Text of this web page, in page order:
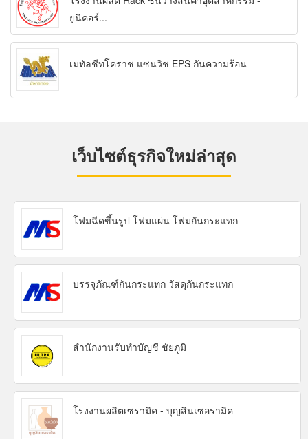
ยูนิคอร์...
เมทัลชีทโคราช แซนวิช EPS กันความร้อน
เว็บไซต์ธุรกิจใหม่ล่าสุด
โฟมฉีดขึ้นรูป โฟมแผ่น โฟมกันกระแทก
บรรจุภัณฑ์กันกระแทก วัสดุกันกระแทก
สำนักงานรับทำบัญชี ชัยภูมิ
โรงงานผลิตเซรามิค - บุญสินเซอรามิค